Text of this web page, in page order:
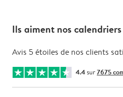
Ils aiment nos
Avis 5 étoiles de nos clients
4.4sur7675